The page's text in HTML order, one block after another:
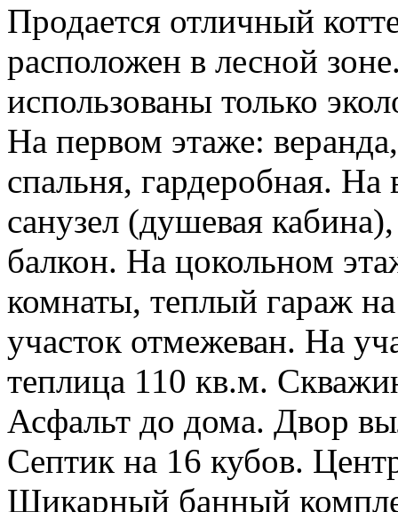
Продается отличный
расположен в лесной
использованы только
На первом этаже:
спальня, гардеробная. На
санузел (душевая
балкон. На цокольном
комнаты, теплый гараж
участок отмежеван. На
теплица 110 кв.м.
Асфальт до дома. Двор
Септик на 16 кубов.
Шикарный банный